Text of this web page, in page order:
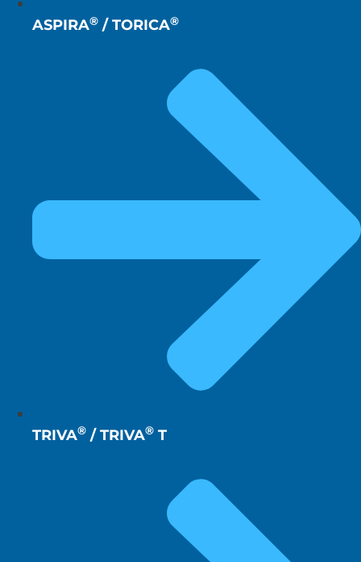
ASPIRA® / TORICA®
TRIVA® / TRIVA® T